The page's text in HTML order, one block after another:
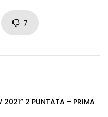
7
2021” 2 PUNTATA – PRIMA